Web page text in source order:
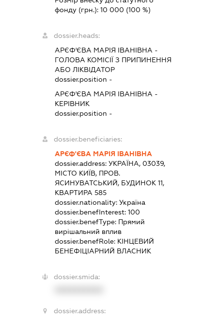
фонду (грн.):10 000 (100 %)
dossier.heads:
АРЄФ'ЄВА МАРІЯ ІВАНІВНА -
ГОЛОВА КОМІСІЇ З ПРИПИНЕННЯ
АБО ЛІКВІДАТОР
dossier.position -
АРЄФ'ЄВА МАРІЯ ІВАНІВНА -
КЕРІВНИК
dossier.position -
dossier.beneficiaries:
АРЄФ'ЄВА МАРІЯ ІВАНІВНА
dossier.address:УКРАЇНА, 03039,
МІСТО КИЇВ, ПРОВ.
ЯСИНУВАТСЬКИЙ, БУДИНОК 11,
КВАРТИРА 585
dossier.nationality:Україна
dossier.benefInterest:100
dossier.benefType: Прямий
вирішальний вплив
dossier.benefRole: КІНЦЕВИЙ
БЕНЕФІЦІАРНИЙ ВЛАСНИК
dossier.smida:
dossier.address: